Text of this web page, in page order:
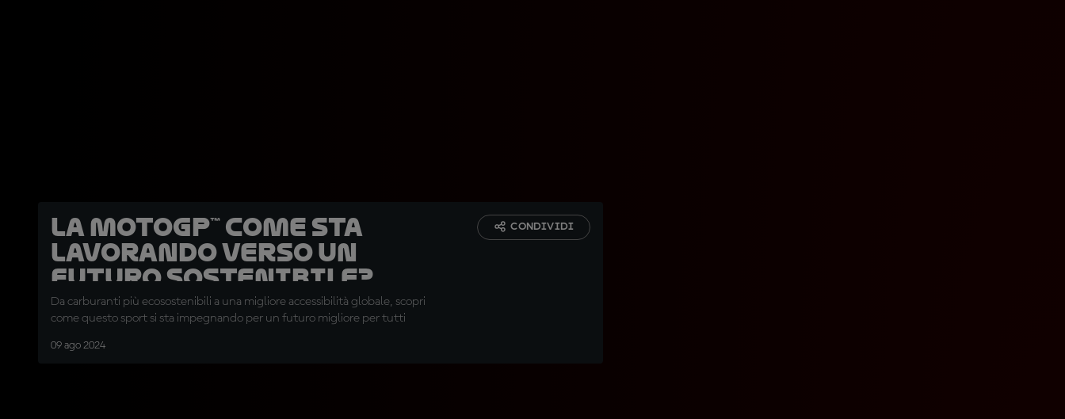
La MotoGP™ come sta
lavorando verso un
futuro sostenibile?
Da carburanti più ecosostenibili a una migliore accessibilità globale, scopri
come questo sport si sta impegnando per un futuro migliore per tutti
09 ago 2024
CONDIVIDI